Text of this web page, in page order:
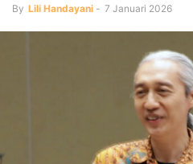
By Lili Handayani - 7 Januari 2026